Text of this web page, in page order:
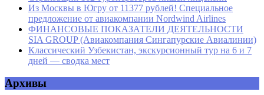
Из Москвы в Югру от 11377 рублей! Специальное
предложение от авиакомпании Nordwind Airlines
ФИНАНСОВЫЕ ПОКАЗАТЕЛИ ДЕЯТЕЛЬНОСТИ
SIA GROUP (Авиакомпания Сингапурские Авиалинии)
Классический Узбекистан, экскурсионный тур на 6 и 7
дней — сводка мест
Архивы